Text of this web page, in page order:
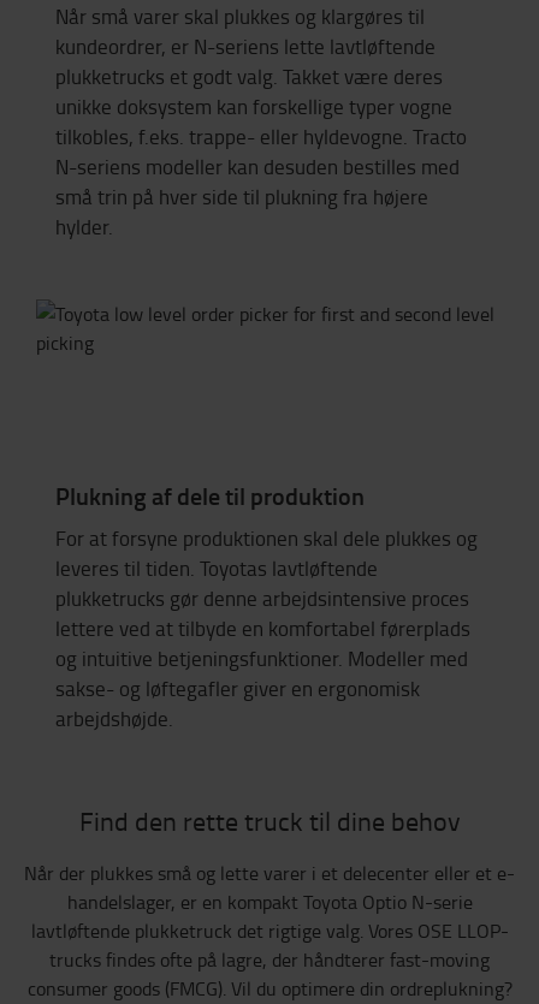
Når små varer skal plukkes og klargøres til
kundeordrer, er N-seriens lette lavtløftende
plukketrucks et godt valg. Takket være deres
unikke doksystem kan forskellige typer vogne
tilkobles, f.eks. trappe- eller hyldevogne. Tracto
N-seriens modeller kan desuden bestilles med
små trin på hver side til plukning fra højere
hylder.
Plukning af dele til produktion
For at forsyne produktionen skal dele plukkes og
leveres til tiden. Toyotas lavtløftende
plukketrucks gør denne arbejdsintensive proces
lettere ved at tilbyde en komfortabel førerplads
og intuitive betjeningsfunktioner. Modeller med
sakse- og løftegafler giver en ergonomisk
arbejdshøjde.
Find den rette truck til dine behov
Når der plukkes små og lette varer i et delecenter eller et e-
handelslager, er en kompakt Toyota Optio N-serie
lavtløftende plukketruck det rigtige valg. Vores OSE LLOP-
trucks findes ofte på lagre, der håndterer fast-moving
consumer goods (FMCG). Vil du optimere din ordreplukning?